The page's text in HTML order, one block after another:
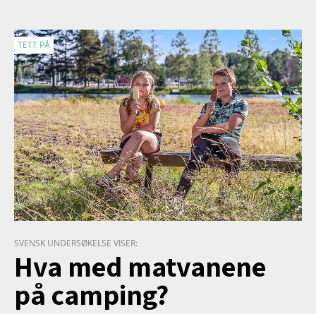
TETT PÅ
SVENSK UNDERSØKELSE VISER:
Hva med matvanene
på camping?